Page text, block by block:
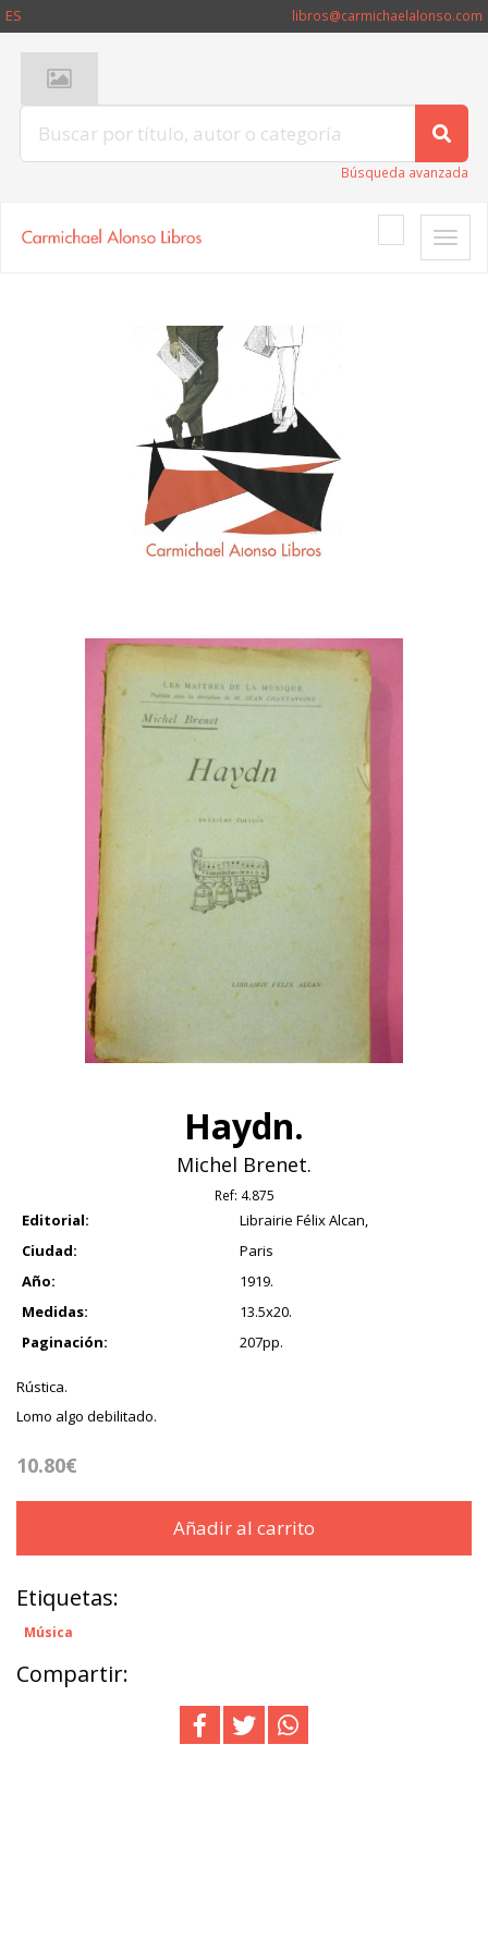
ES libros@carmichaelalonso.com
Búsqueda avanzada
Toggle
Haydn.
Michel Brenet.
Ref: 4.875
Editorial:
Librairie Félix Alcan,
Ciudad:
Paris
Año:
1919.
Medidas:
13.5x20.
Paginación:
207pp.
Rústica.
Lomo algo debilitado.
10.80€
Añadir al carrito
Etiquetas:
Música
Compartir: